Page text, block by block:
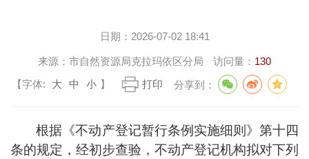
日期： 2026-07-02 18:41
来源： 市自然资源局克拉玛依区分局 访问量： 130
【字体:
大 中 小 】 打印 分享到：
根据《不动产登记暂行条例实施细则》第十四
条的规定，经初步查验，不动产登记机构拟对下列